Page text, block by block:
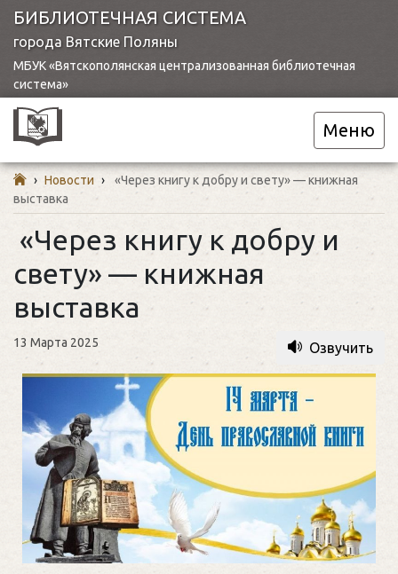
БИБЛИОТЕЧНАЯ СИСТЕМА
города Вятские Поляны
МБУК «Вятскополянская централизованная библиотечная
система»
Меню
› Новости ›
«Через книгу к добру и свету» — книжная
выставка
«Через книгу к добру и
свету» — книжная
выставка
13 Марта 2025 Озвучить